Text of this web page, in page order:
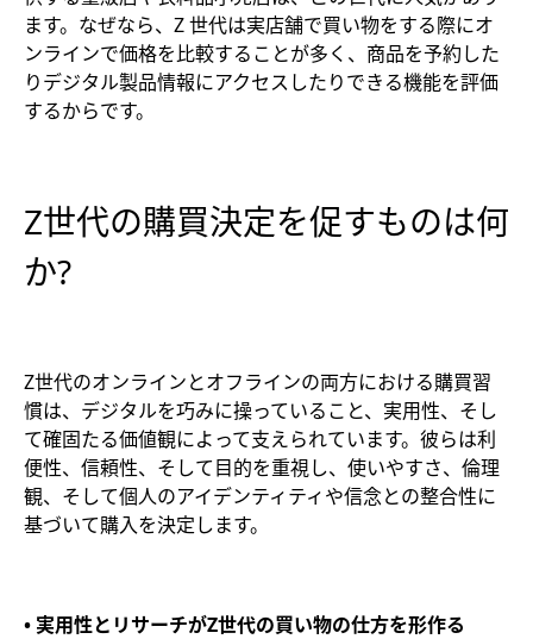
ます。なぜなら、Z 世代は実店舗で買い物をする際にオ
ンラインで価格を比較することが多く、商品を予約した
りデジタル製品情報にアクセスしたりできる機能を評価
するからです。
Z世代の購買決定を促すものは何
か?
Z世代のオンラインとオフラインの両方における購買習
慣は、デジタルを巧みに操っていること、実用性、そし
て確固たる価値観によって支えられています。彼らは利
便性、信頼性、そして目的を重視し、使いやすさ、倫理
観、そして個人のアイデンティティや信念との整合性に
基づいて購入を決定します。
• 実用性とリサーチがZ世代の買い物の仕方を形作る